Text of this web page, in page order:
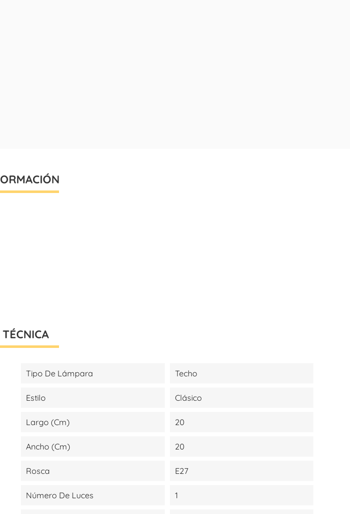
Tipo De Lámpara Techo
Estilo Clásico
Largo (cm) 20
Ancho (cm) 20
Rosca E27
Número De Luces 1